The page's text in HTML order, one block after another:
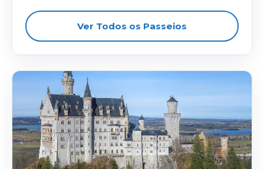
Ver Todos os Passeios